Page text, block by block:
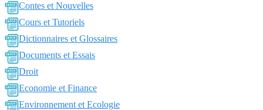
Contes et Nouvelles
Cours et Tutoriels
Dictionnaires et Glossaires
Documents et Essais
Droit
Economie et Finance
Environnement et Ecologie